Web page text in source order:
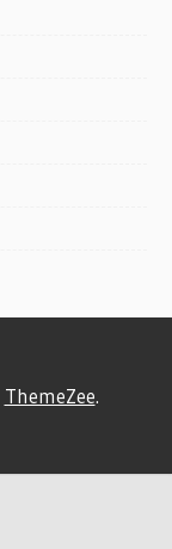
ThemeZee.